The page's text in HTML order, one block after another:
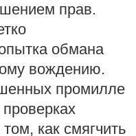
прав.
обмана
вождению.
промилле
как смягчить